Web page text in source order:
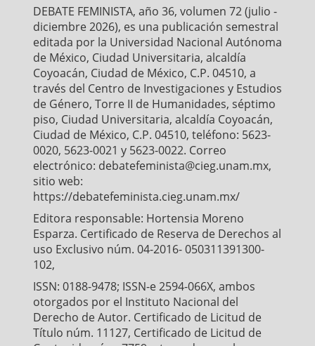
k p
DEBATE FEMINISTA, año 36, volumen 72 (julio -
diciembre 2026), es una publicación semestral
editada por la Universidad Nacional Autónoma
de México, Ciudad Universitaria, alcaldía
Coyoacán, Ciudad de México, C.P. 04510, a
través del Centro de Investigaciones y Estudios
de Género, Torre II de Humanidades, séptimo
piso, Ciudad Universitaria, alcaldía Coyoacán,
Ciudad de México, C.P. 04510, teléfono: 5623-
0020, 5623-0021 y 5623-0022. Correo
electrónico: debatefeminista@cieg.unam.mx,
sitio web:
https://debatefeminista.cieg.unam.mx/
Editora responsable: Hortensia Moreno
Esparza. Certificado de Reserva de Derechos al
uso Exclusivo núm. 04-2016- 050311391300-
102,
ISSN: 0188-9478; ISSN-e 2594-066X, ambos
otorgados por el Instituto Nacional del
Derecho de Autor. Certificado de Licitud de
Título núm. 11127, Certificado de Licitud de